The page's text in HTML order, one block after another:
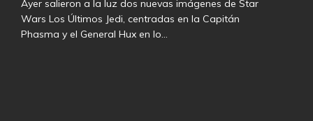
Ayer salieron a la luz dos nuevas imágenes de Star
Wars Los Últimos Jedi, centradas en la Capitán
Phasma y el General Hux en lo…